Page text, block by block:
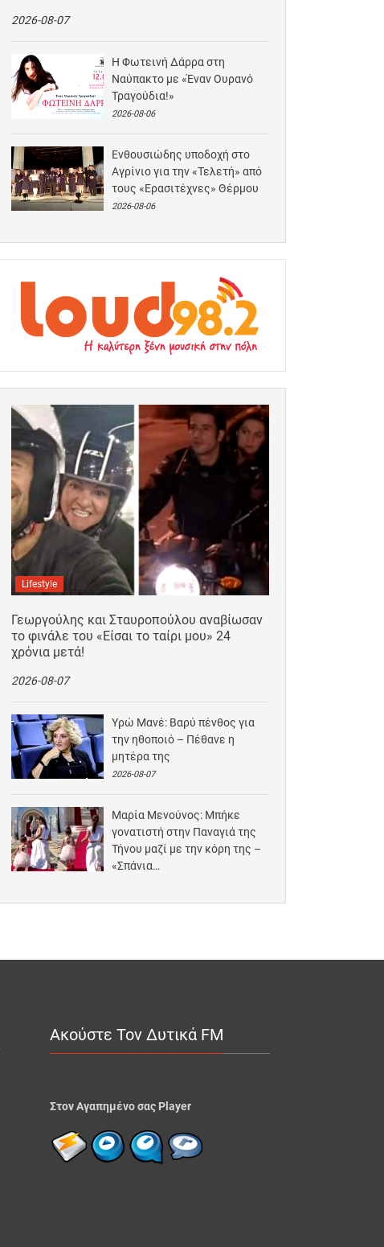
2026-08-07
Η Φωτεινή Δάρρα στη
Ναύπακτο με «Έναν Ουρανό
Τραγούδια!»
2026-08-06
Ενθουσιώδης υποδοχή στο
Αγρίνιο για την «Τελετή» από
τους «Ερασιτέχνες» Θέρμου
2026-08-06
Lifestyle
Γεωργούλης και Σταυροπούλου αναβίωσαν
το φινάλε του «Είσαι το ταίρι μου» 24
χρόνια μετά!
2026-08-07
Υρώ Μανέ: Βαρύ πένθος για
την ηθοποιό – Πέθανε η
μητέρα της
2026-08-07
Μαρία Μενούνος: Μπήκε
γονατιστή στην Παναγιά της
Τήνου μαζί με την κόρη της –
«Σπάνια…
Ακούστε Τον Δυτικά FM
Στον Αγαπημένο σας Player